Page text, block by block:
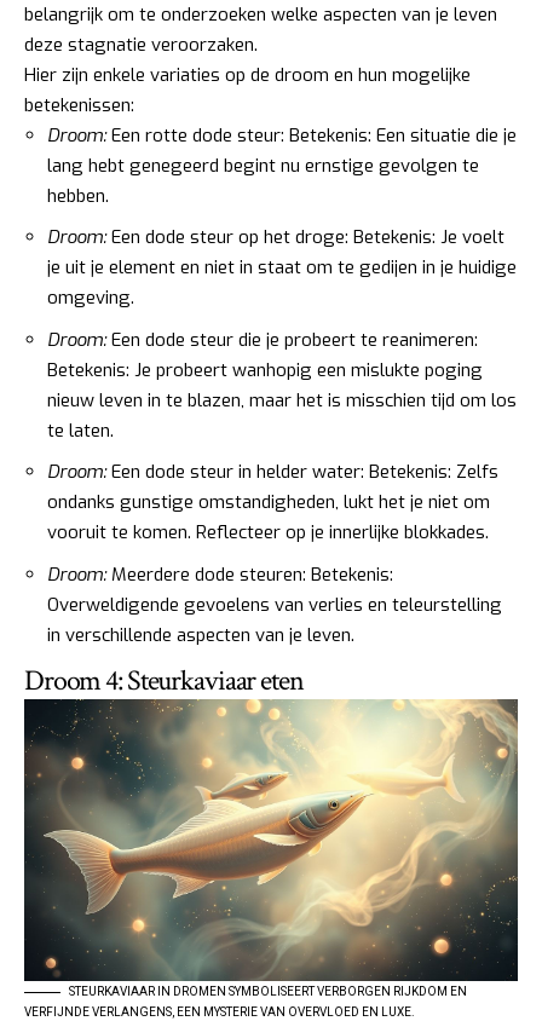
belangrijk om te onderzoeken welke aspecten van je leven
deze stagnatie veroorzaken.
Hier zijn enkele variaties op de droom en hun mogelijke
betekenissen:
Droom:Een rotte dode steur: Betekenis: Een situatie die je
lang hebt genegeerd begint nu ernstige gevolgen te
hebben.
Droom:Een dode steur op het droge: Betekenis: Je voelt
je uit je element en niet in staat om te gedijen in je huidige
omgeving.
Droom:Een dode steur die je probeert te reanimeren:
Betekenis: Je probeert wanhopig een mislukte poging
nieuw leven in te blazen, maar het is misschien tijd om los
te laten.
Droom:Een dode steur in helder water: Betekenis: Zelfs
ondanks gunstige omstandigheden, lukt het je niet om
vooruit te komen. Reflecteer op je innerlijke blokkades.
Droom:Meerdere dode steuren: Betekenis:
Overweldigende gevoelens van verlies en teleurstelling
in verschillende aspecten van je leven.
Droom 4: Steurkaviaar eten
STEURKAVIAAR IN DROMEN SYMBOLISEERT VERBORGEN RIJKDOM EN
VERFIJNDE VERLANGENS, EEN MYSTERIE VAN OVERVLOED EN LUXE.